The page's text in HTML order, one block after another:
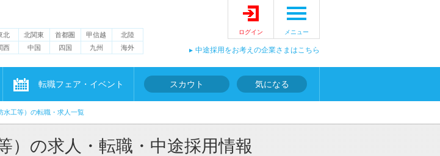
北 北関東 首都圏 甲信越
北陸
西 中国 四国 九州 海外
ログイン メニュー
中途採用をお考えの企業さまはこちら
転職フェア・イベント スカウト 気になる
水工等）の転職・求人一覧
）の求人・転職・中途採用情報